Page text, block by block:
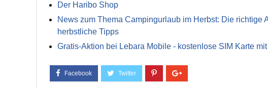
Der Haribo Shop
News zum Thema Campingurlaub im Herbst: Die richtige
herbstliche Tipps
Gratis-Aktion bei Lebara Mobile - kostenlose SIM Karte